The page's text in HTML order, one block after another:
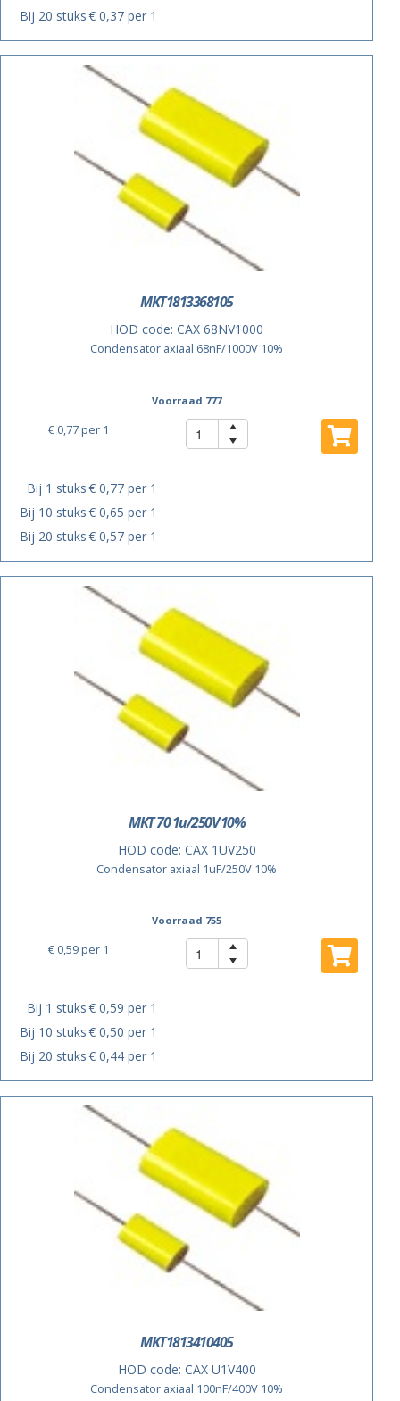
Bij 20 stuks€ 0,37 per 1
MKT1813368105
HOD code: CAX 68NV1000
Condensator axiaal 68nF/1000V 10%
Voorraad 777
€ 0,77per 1
Bij 1 stuks€ 0,77 per 1
Bij 10 stuks€ 0,65 per 1
Bij 20 stuks€ 0,57 per 1
MKT 70 1u/250V 10%
HOD code: CAX 1UV250
Condensator axiaal 1uF/250V 10%
Voorraad 755
€ 0,59per 1
Bij 1 stuks€ 0,59 per 1
Bij 10 stuks€ 0,50 per 1
Bij 20 stuks€ 0,44 per 1
MKT1813410405
HOD code: CAX U1V400
Condensator axiaal 100nF/400V 10%